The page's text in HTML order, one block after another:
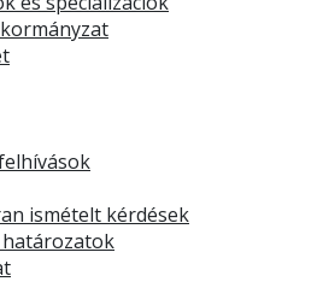
ismételt kérdések
határozatok